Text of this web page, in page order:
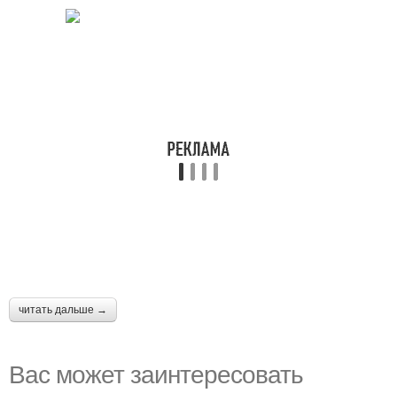
читать дальше →
Вас может заинтересовать